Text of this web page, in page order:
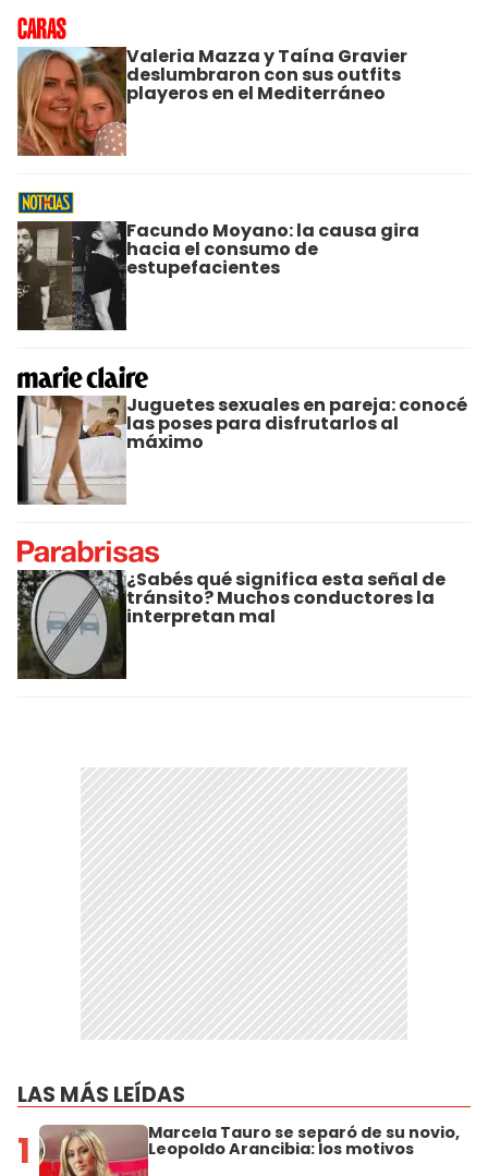
Valeria Mazza y Taína Gravier
deslumbraron con sus outfits
playeros en el Mediterráneo
Facundo Moyano: la causa gira
hacia el consumo de
estupefacientes
Juguetes sexuales en pareja: conocé
las poses para disfrutarlos al
máximo
¿Sabés qué significa esta señal de
tránsito? Muchos conductores la
interpretan mal
LAS MÁS LEÍDAS
1 Marcela Tauro se separó de su novio,
Leopoldo Arancibia: los motivos